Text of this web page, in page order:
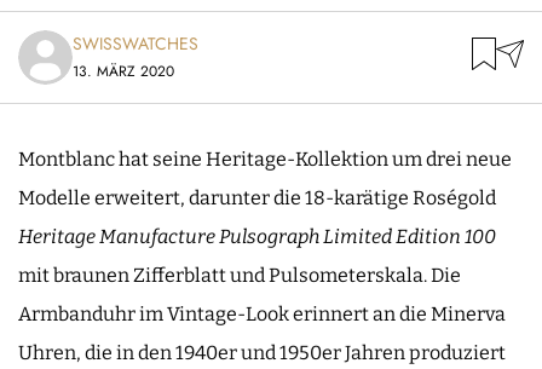
SWISSWATCHES
13. MÄRZ 2020
Montblanc hat seine Heritage-Kollektion um drei neue
Modelle erweitert, darunter die 18-karätige Roségold
Heritage Manufacture Pulsograph Limited Edition 100
mit braunen Zifferblatt und Pulsometerskala. Die
Armbanduhr im Vintage-Look erinnert an die Minerva
Uhren, die in den 1940er und 1950er Jahren produziert